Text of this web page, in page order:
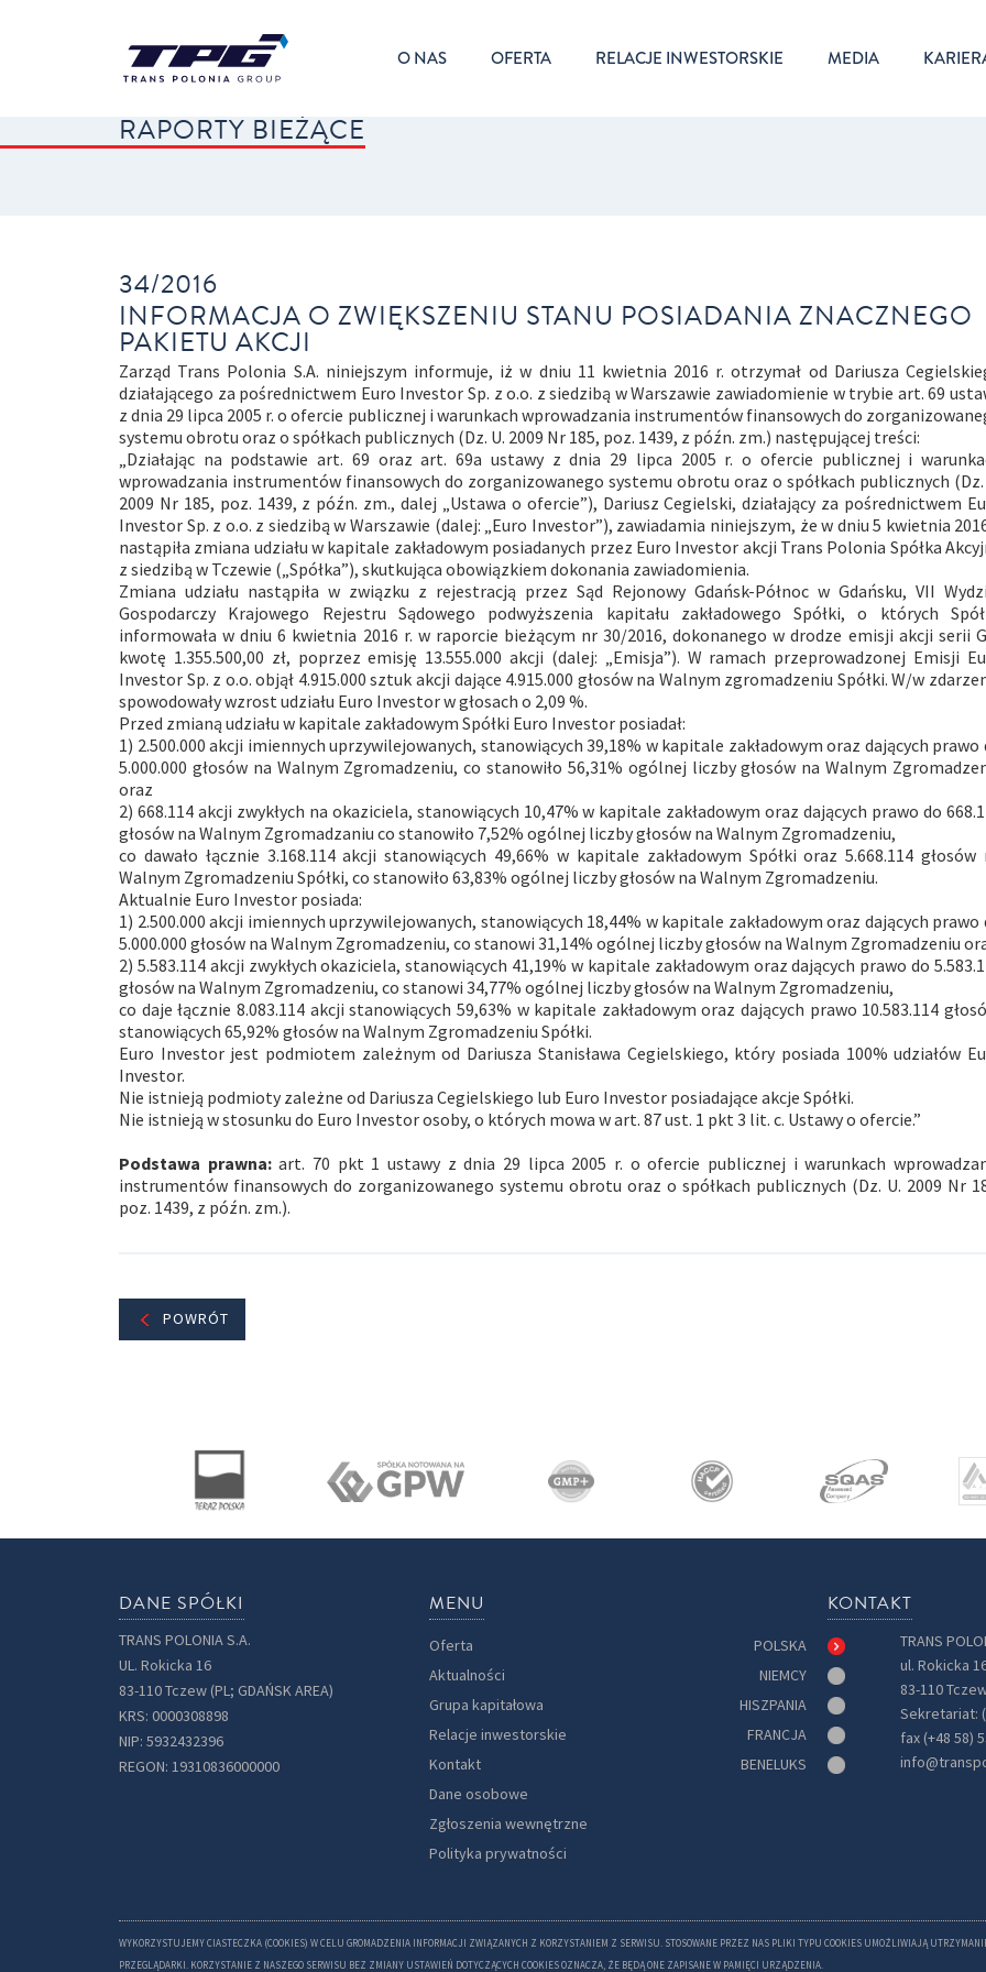
O NAS OFERTA RELACJE INWESTORSKIE MEDIA
RAPORTY BIEŻĄCE
34/2016
INFORMACJA O ZWIĘKSZENIU STANU POSIADANIA ZNACZNEGO
PAKIETU AKCJI
Zarząd Trans Polonia S.A. niniejszym informuje, iż w dniu 11 kwietnia 2016 r. otrzymał od Dariusza
działającego za pośrednictwem Euro Investor Sp. z o.o. z siedzibą w Warszawie zawiadomienie w trybie art. 69
z dnia 29 lipca 2005 r. o ofercie publicznej i warunkach wprowadzania instrumentów finansowych do
systemu obrotu oraz o spółkach publicznych (Dz. U. 2009 Nr 185, poz. 1439, z późn. zm.) następującej treści:
„Działając na podstawie art. 69 oraz art. 69a ustawy z dnia 29 lipca 2005 r. o ofercie publicznej i
wprowadzania instrumentów finansowych do zorganizowanego systemu obrotu oraz o spółkach publicznych (Dz.
2009 Nr 185, poz. 1439, z późn. zm., dalej „Ustawa o ofercie”), Dariusz Cegielski, działający za pośrednictwem
Investor Sp. z o.o. z siedzibą w Warszawie (dalej: „Euro Investor”), zawiadamia niniejszym, że w dniu 5 kwietnia
nastąpiła zmiana udziału w kapitale zakładowym posiadanych przez Euro Investor akcji Trans Polonia Spółka
z siedzibą w Tczewie („Spółka”), skutkująca obowiązkiem dokonania zawiadomienia.
Zmiana udziału nastąpiła w związku z rejestracją przez Sąd Rejonowy Gdańsk-Północ w Gdańsku, VII
Gospodarczy Krajowego Rejestru Sądowego podwyższenia kapitału zakładowego Spółki, o których
informowała w dniu 6 kwietnia 2016 r. w raporcie bieżącym nr 30/2016, dokonanego w drodze emisji akcji serii
kwotę 1.355.500,00 zł, poprzez emisję 13.555.000 akcji (dalej: „Emisja”). W ramach przeprowadzonej Emisji
Investor Sp. z o.o. objął 4.915.000 sztuk akcji dające 4.915.000 głosów na Walnym zgromadzeniu Spółki. W/w
spowodowały wzrost udziału Euro Investor w głosach o 2,09 %.
Przed zmianą udziału w kapitale zakładowym Spółki Euro Investor posiadał:
1) 2.500.000 akcji imiennych uprzywilejowanych, stanowiących 39,18% w kapitale zakładowym oraz dających prawo
5.000.000 głosów na Walnym Zgromadzeniu, co stanowiło 56,31% ogólnej liczby głosów na Walnym
oraz
2) 668.114 akcji zwykłych na okaziciela, stanowiących 10,47% w kapitale zakładowym oraz dających prawo do
głosów na Walnym Zgromadzaniu co stanowiło 7,52% ogólnej liczby głosów na Walnym Zgromadzeniu,
co dawało łącznie 3.168.114 akcji stanowiących 49,66% w kapitale zakładowym Spółki oraz 5.668.114 głosów
Walnym Zgromadzeniu Spółki, co stanowiło 63,83% ogólnej liczby głosów na Walnym Zgromadzeniu.
Aktualnie Euro Investor posiada:
1) 2.500.000 akcji imiennych uprzywilejowanych, stanowiących 18,44% w kapitale zakładowym oraz dających prawo
5.000.000 głosów na Walnym Zgromadzeniu, co stanowi 31,14% ogólnej liczby głosów na Walnym Zgromadzeniu
2) 5.583.114 akcji zwykłych okaziciela, stanowiących 41,19% w kapitale zakładowym oraz dających prawo do
głosów na Walnym Zgromadzeniu, co stanowi 34,77% ogólnej liczby głosów na Walnym Zgromadzeniu,
co daje łącznie 8.083.114 akcji stanowiących 59,63% w kapitale zakładowym oraz dających prawo 10.583.114
stanowiących 65,92% głosów na Walnym Zgromadzeniu Spółki.
Euro Investor jest podmiotem zależnym od Dariusza Stanisława Cegielskiego, który posiada 100% udziałów
Investor.
Nie istnieją podmioty zależne od Dariusza Cegielskiego lub Euro Investor posiadające akcje Spółki.
Nie istnieją w stosunku do Euro Investor osoby, o których mowa w art. 87 ust. 1 pkt 3 lit. c. Ustawy o ofercie.”
Podstawa prawna:art. 70 pkt 1 ustawy z dnia 29 lipca 2005 r. o ofercie publicznej i warunkach
instrumentów finansowych do zorganizowanego systemu obrotu oraz o spółkach publicznych (Dz. U. 2009 Nr
poz. 1439, z późn. zm.).
POWRÓT
DANE SPÓŁKI
TRANS POLONIA S.A.
UL. Rokicka 16
83-110 Tczew (PL; GDAŃSK AREA)
KRS: 0000308898
NIP: 5932432396
REGON: 19310836000000
MENU
Oferta
Aktualności
Grupa kapitałowa
Relacje inwestorskie
Kontakt
Dane osobowe
Zgłoszenia wewnętrzne
Polityka prywatności
KONTAKT
POLSKA
NIEMCY
HISZPANIA
FRANCJA
BENELUKS
TRANS
ul. Rokicka
83-110
Sekretariat:
fax (+48 58)
WYKORZYSTUJEMY CIASTECZKA (COOKIES) W CELU GROMADZENIA INFORMACJI ZWIĄZANYCH Z KORZYSTANIEM Z SERWISU. STOSOWANE PRZEZ NAS PLIKI TYPU COOKIES UMOŻLIWIAJĄ
PRZEGLĄDARKI. KORZYSTANIE Z NASZEGO SERWISU BEZ ZMIANY USTAWIEŃ DOTYCZĄCYCH COOKIES OZNACZA, ŻE BĘDĄ ONE ZAPISANE W PAMIĘCI URZĄDZENIA.